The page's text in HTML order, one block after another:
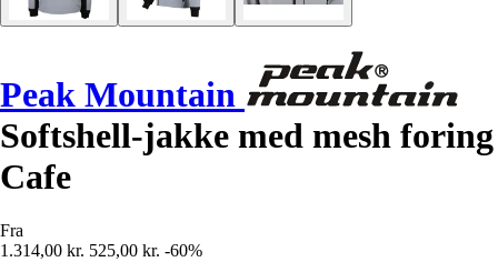
Peak Mountain
Softshell-jakke med mesh foring
Cafe
Fra
1.314,00 kr. 525,00 kr. -60%